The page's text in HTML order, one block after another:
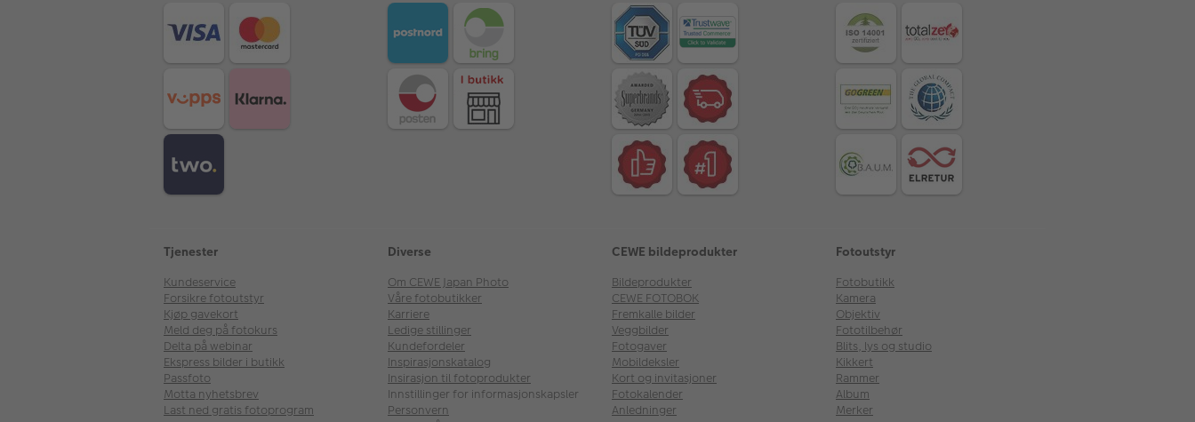
Tjenester
Kundeservice
Forsikre fotoutstyr
Kjøp gavekort
Meld deg på fotokurs
Delta på webinar
Ekspress bilder i butikk
Passfoto
Motta nyhetsbrev
Last ned gratis fotoprogram
Diverse
Om CEWE Japan Photo
Våre fotobutikker
Karriere
Ledige stillinger
Kundefordeler
Inspirasjonskatalog
Insirasjon til fotoprodukter
Innstillinger for informasjonskapsler
Personvern
CEWE bildeprodukter
Bildeprodukter
CEWE FOTOBOK
Fremkalle bilder
Veggbilder
Fotogaver
Mobildeksler
Kort og invitasjoner
Fotokalender
Anledninger
Fotoutstyr
Fotobutikk
Kamera
Objektiv
Fototilbehør
Blits, lys og studio
Kikkert
Rammer
Album
Merker